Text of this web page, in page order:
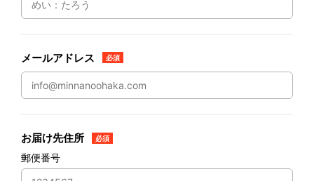
メールアドレス 必須
お届け先住所 必須
郵便番号